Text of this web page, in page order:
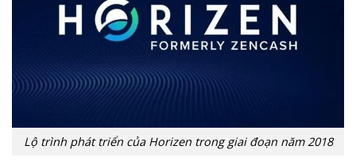
Lộ trình phát triển của Horizen trong giai đoạn năm 2018